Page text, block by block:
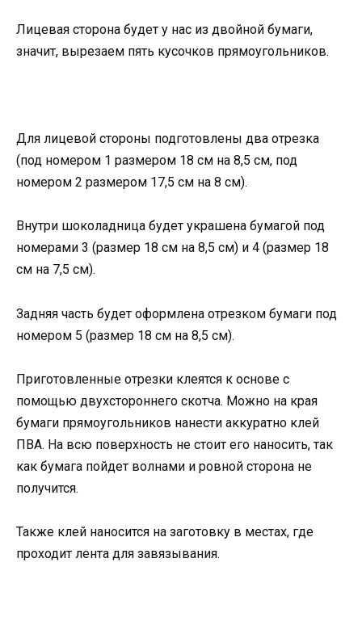
Лицевая сторона будет у нас из двойной бумаги,
значит, вырезаем пять кусочков прямоугольников.
Для лицевой стороны подготовлены два отрезка
(под номером 1 размером 18 см на 8,5 см, под
номером 2 размером 17,5 см на 8 см).
Внутри шоколадница будет украшена бумагой под
номерами 3 (размер 18 см на 8,5 см) и 4 (размер 18
см на 7,5 см).
Задняя часть будет оформлена отрезком бумаги под
номером 5 (размер 18 см на 8,5 см).
Приготовленные отрезки клеятся к основе с
помощью двухстороннего скотча. Можно на края
бумаги прямоугольников нанести аккуратно клей
ПВА. На всю поверхность не стоит его наносить, так
как бумага пойдет волнами и ровной сторона не
получится.
Также клей наносится на заготовку в местах, где
проходит лента для завязывания.